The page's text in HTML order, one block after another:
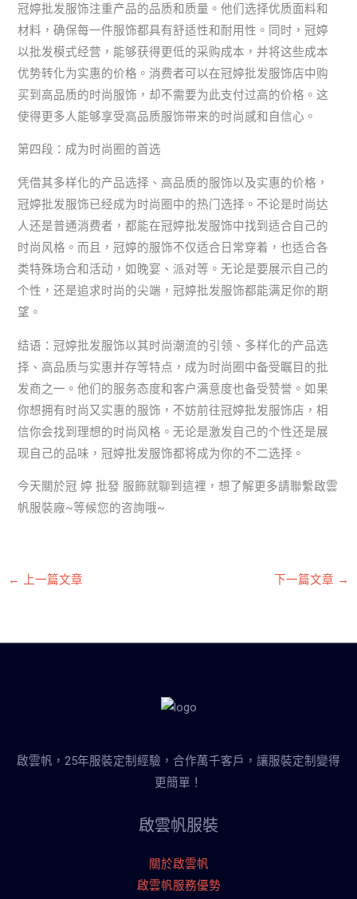
冠婷批发服饰注重产品的品质和质量。他们选择优质面料和
材料，确保每一件服饰都具有舒适性和耐用性。同时，冠婷
以批发模式经营，能够获得更低的采购成本，并将这些成本
优势转化为实惠的价格。消费者可以在冠婷批发服饰店中购
买到高品质的时尚服饰，却不需要为此支付过高的价格。这
使得更多人能够享受高品质服饰带来的时尚感和自信心。
第四段：成为时尚圈的首选
凭借其多样化的产品选择、高品质的服饰以及实惠的价格，
冠婷批发服饰已经成为时尚圈中的热门选择。不论是时尚达
人还是普通消费者，都能在冠婷批发服饰中找到适合自己的
时尚风格。而且，冠婷的服饰不仅适合日常穿着，也适合各
类特殊场合和活动，如晚宴、派对等。无论是要展示自己的
个性，还是追求时尚的尖端，冠婷批发服饰都能满足你的期
望。
结语：冠婷批发服饰以其时尚潮流的引领、多样化的产品选
择、高品质与实惠并存等特点，成为时尚圈中备受瞩目的批
发商之一。他们的服务态度和客户满意度也备受赞誉。如果
你想拥有时尚又实惠的服饰，不妨前往冠婷批发服饰店，相
信你会找到理想的时尚风格。无论是激发自己的个性还是展
现自己的品味，冠婷批发服饰都将成为你的不二选择。
今天關於冠 婷 批發 服飾就聊到這裡，想了解更多請聯繫啟雲
帆服裝廠~等候您的咨詢哦~
← 上一篇文章 下一篇文章 →
啟雲帆，25年服裝定制經驗，合作萬千客戶，讓服裝定制變得
更簡單！
啟雲帆服裝
關於啟雲帆
啟雲帆服務優勢